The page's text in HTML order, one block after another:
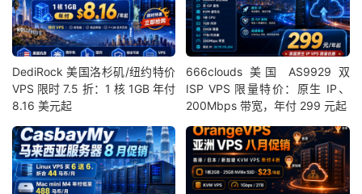
DediRock 美国洛杉矶/纽约特价
VPS 限时 7.5 折：1 核 1GB 年付
8.16 美元起
666clouds 美国 AS9929 双
ISP VPS 限量特价：原生 IP、
200Mbps 带宽，年付 299 元起